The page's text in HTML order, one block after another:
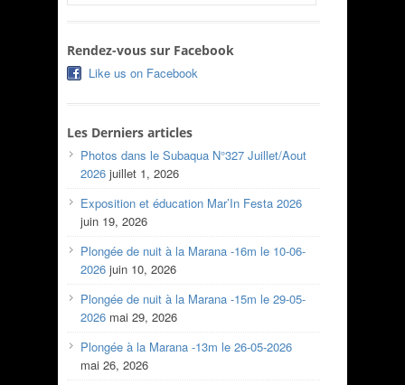
Rendez-vous sur Facebook
Like us on Facebook
Les Derniers articles
Photos dans le Subaqua N°327 Juillet/Aout
2026 juillet 1, 2026
Exposition et éducation Mar’In Festa 2026
juin 19, 2026
Plongée de nuit à la Marana -16m le 10-06-
2026 juin 10, 2026
Plongée de nuit à la Marana -15m le 29-05-
2026 mai 29, 2026
Plongée à la Marana -13m le 26-05-2026
mai 26, 2026